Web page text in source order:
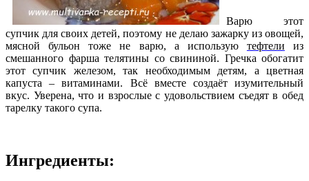
Варю этот
супчик для своих детей, поэтому не делаю зажарку из овощей,
мясной бульон тоже не варю, а использую тефтели из
смешанного фарша телятины со свининой. Гречка обогатит
этот супчик железом, так необходимым детям, а цветная
капуста – витаминами. Всё вместе создаёт изумительный
вкус. Уверена, что и взрослые с удовольствием съедят в обед
тарелку такого супа.
Ингредиенты: